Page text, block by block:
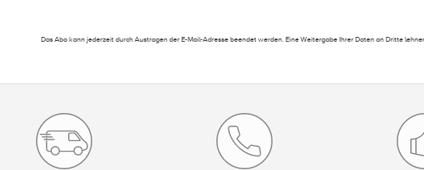
Das Abo kann jederzeit durch Austragen der E-Mail-Adresse beendet werden. Eine Weitergabe Ihrer Daten an Dritte